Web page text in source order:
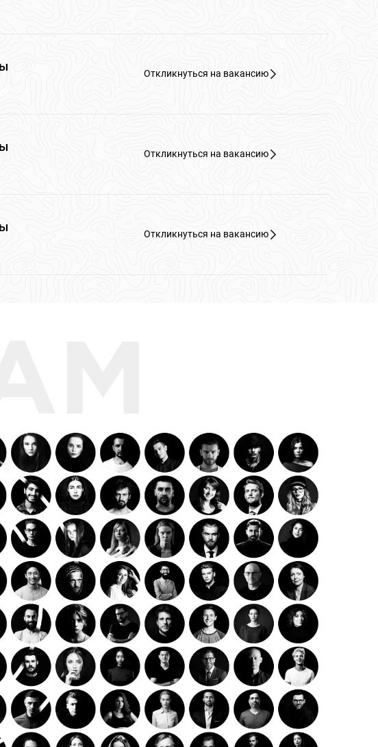
Откликнуться на вакансию
Откликнуться на вакансию
Откликнуться на вакансию